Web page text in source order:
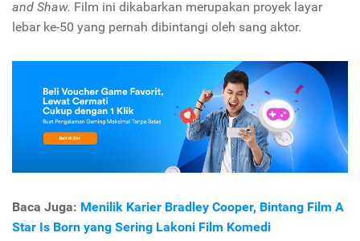
and Shaw. Film ini dikabarkan merupakan proyek layar
lebar ke-50 yang pernah dibintangi oleh sang aktor.
Baca Juga: Menilik Karier Bradley Cooper, Bintang Film A
Star Is Born yang Sering Lakoni Film Komedi